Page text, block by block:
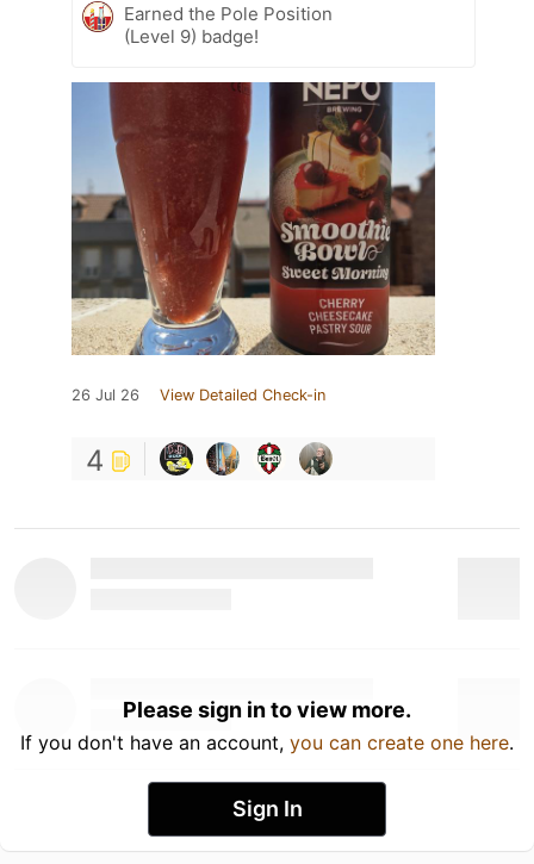
Earned the Pole Position
(Level 9) badge!
26 Jul 26 View Detailed Check-in
4
Please sign in to view more.
If you don't have an account, you can create one here.
Sign In